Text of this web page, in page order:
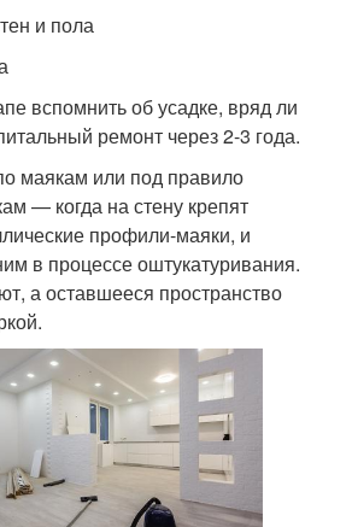
и пола
вспомнить об усадке, вряд ли
ремонт через 2-3 года.
маякам или под правило
— когда на стену крепят
профили-маяки, и
в процессе оштукатуривания.
а оставшееся пространство